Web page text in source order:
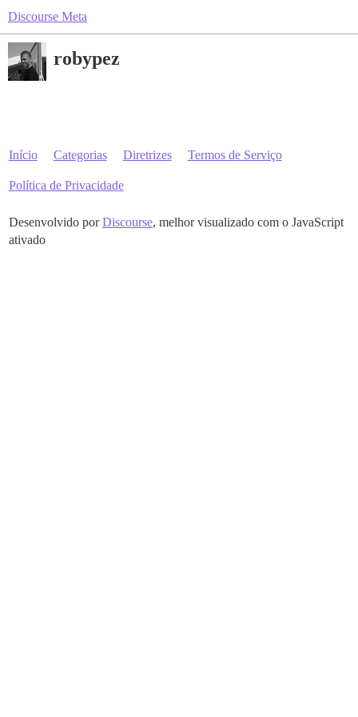
Discourse Meta
robypez
Início Categorias Diretrizes Termos de Serviço
Política de Privacidade
Desenvolvido porDiscourse, melhor visualizado com o JavaScript
ativado